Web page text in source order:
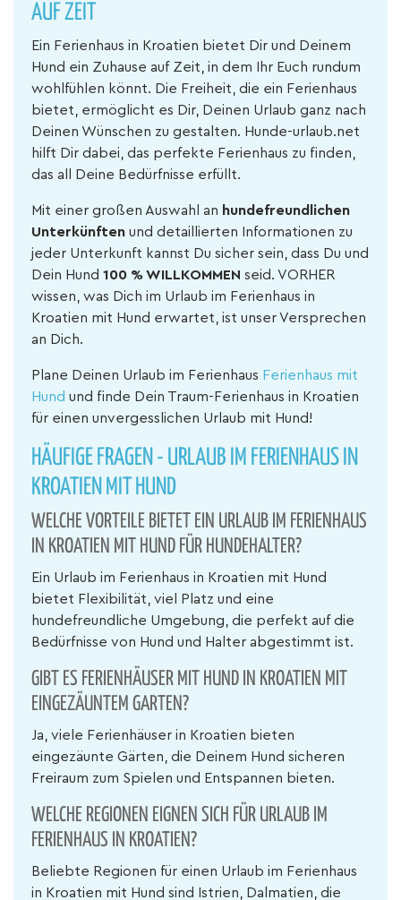
AUF ZEIT
Ein Ferienhaus in Kroatien bietet Dir und Deinem
Hund ein Zuhause auf Zeit, in dem Ihr Euch rundum
wohlfühlen könnt. Die Freiheit, die ein Ferienhaus
bietet, ermöglicht es Dir, Deinen Urlaub ganz nach
Deinen Wünschen zu gestalten. Hunde-urlaub.net
hilft Dir dabei, das perfekte Ferienhaus zu finden,
das all Deine Bedürfnisse erfüllt.
Mit einer großen Auswahl an hundefreundlichen
Unterkünften und detaillierten Informationen zu
jeder Unterkunft kannst Du sicher sein, dass Du und
Dein Hund 100 % WILLKOMMEN seid. VORHER
wissen, was Dich im Urlaub im Ferienhaus in
Kroatien mit Hund erwartet, ist unser Versprechen
an Dich.
Plane Deinen Urlaub im Ferienhaus Ferienhaus mit
Hund und finde Dein Traum-Ferienhaus in Kroatien
für einen unvergesslichen Urlaub mit Hund!
HÄUFIGE FRAGEN - URLAUB IM FERIENHAUS IN
KROATIEN MIT HUND
WELCHE VORTEILE BIETET EIN URLAUB IM FERIENHAUS
IN KROATIEN MIT HUND FÜR HUNDEHALTER?
Ein Urlaub im Ferienhaus in Kroatien mit Hund
bietet Flexibilität, viel Platz und eine
hundefreundliche Umgebung, die perfekt auf die
Bedürfnisse von Hund und Halter abgestimmt ist.
GIBT ES FERIENHÄUSER MIT HUND IN KROATIEN MIT
EINGEZÄUNTEM GARTEN?
Ja, viele Ferienhäuser in Kroatien bieten
eingezäunte Gärten, die Deinem Hund sicheren
Freiraum zum Spielen und Entspannen bieten.
WELCHE REGIONEN EIGNEN SICH FÜR URLAUB IM
FERIENHAUS IN KROATIEN?
Beliebte Regionen für einen Urlaub im Ferienhaus
in Kroatien mit Hund sind Istrien, Dalmatien, die